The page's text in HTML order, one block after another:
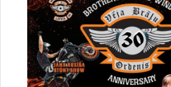
Drukāt lapu
Dalīties